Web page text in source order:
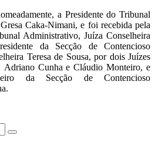
a Presidente do Tribunal
Caka-Nimani, e foi recebida pela
Administrativo, Juíza Conselheira
da Secção de Contencioso
Teresa de Sousa, por dois Juízes
Adriano Cunha e Cláudio Monteiro, e
da Secção de Contencioso